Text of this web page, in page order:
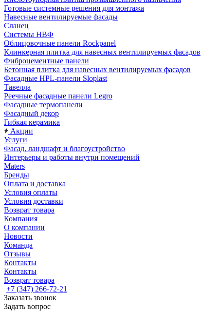
Готовые системные решения для монтажа
Навесные вентилируемые фасады
Сланец
Системы НВФ
Облицовочные панели Rockpanel
Клинкерная плитка для навесных вентилируемых фасадов
Фиброцементные панели
Бетонная плитка для навесных вентилируемых фасадов
Фасадные HPL-панели Sloplast
Тавелла
Реечные фасадные панели Legro
Фасадные термопанели
Фасадный декор
Гибкая керамика
Акции
Услуги
Фасад, ландшафт и благоустройство
Интерьеры и работы внутри помещений
Maters
Бренды
Оплата и доставка
Условия оплаты
Условия доставки
Возврат товара
Компания
О компании
Новости
Команда
Отзывы
Контакты
Контакты
Возврат товара
+7 (347) 266-72-21
Заказать звонок
Задать вопрос